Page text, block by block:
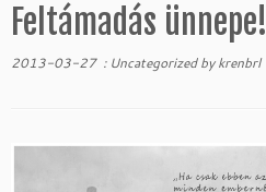
Feltámadás ünnepe!
2013-03-27: Uncategorizedbykrenbrl